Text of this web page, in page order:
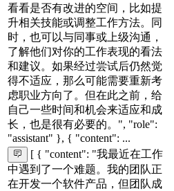
看看是否有改进的空间，比如提
升相关技能或调整工作方法。同
时，也可以与同事或上级沟通，
了解他们对你的工作表现的看法
和建议。如果经过尝试后仍然觉
得不适应，那么可能需要重新考
虑职业方向了。但在此之前，给
自己一些时间和机会来适应和成
长，也是很有必要的。", "role":
"assistant" }, { "content": ...
[ { "content": "我最近在工作
中遇到了一个难题。我的团队正
在开发一个软件产品，但团队成